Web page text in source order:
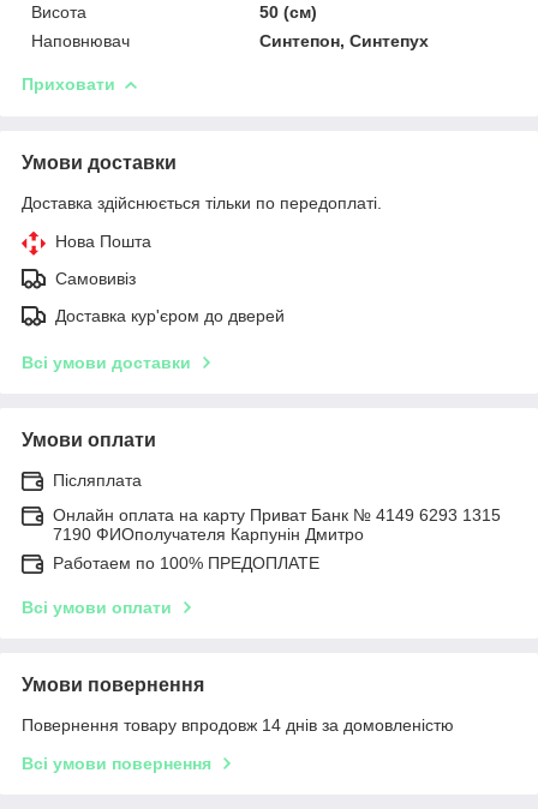
Висота
50 (см)
Наповнювач
Синтепон, Синтепух
Приховати
Умови доставки
Доставка здійснюється тільки по передоплаті.
Нова Пошта
Самовивіз
Доставка кур'єром до дверей
Всі умови доставки
Умови оплати
Післяплата
Онлайн оплата на карту Приват Банк № 4149 6293 1315
7190 ФИОполучателя Карпунін Дмитро
Работаем по 100% ПРЕДОПЛАТЕ
Всі умови оплати
Умови повернення
Повернення товару впродовж 14 днів за домовленістю
Всі умови повернення